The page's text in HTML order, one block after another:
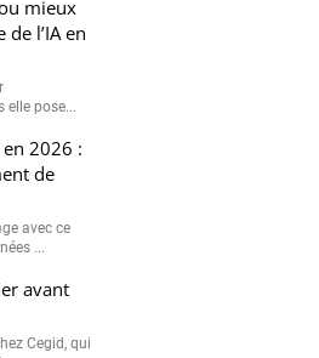
mieux
l’IA en
elle pose...
en 2026 :
de
avec ce
...
avant
Cegid, qui